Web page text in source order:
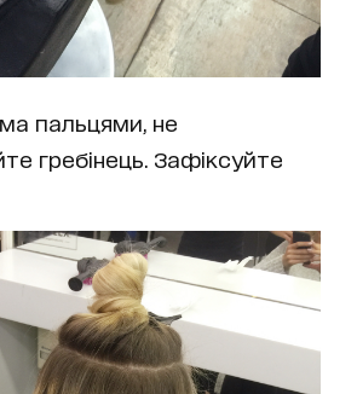
пальцями, не
гребінець. Зафіксуйте